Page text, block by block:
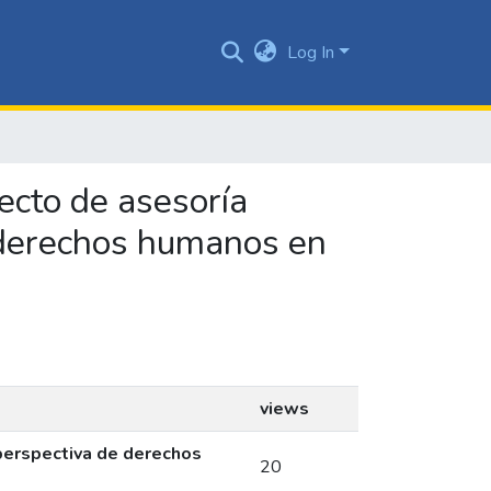
Log In
de asesoría
humanos en
views
de derechos
20